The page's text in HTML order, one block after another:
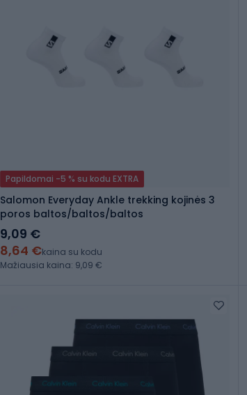
Papildomai -5 % su kodu EXTRA
Salomon Everyday Ankle trekking kojinės 3
poros baltos/baltos/baltos
9,09 €
8,64 €kaina su kodu
Mažiausia kaina: 9,09 €